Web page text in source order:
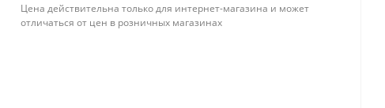
Цена действительна только для интернет-магазина и может
отличаться от цен в розничных магазинах